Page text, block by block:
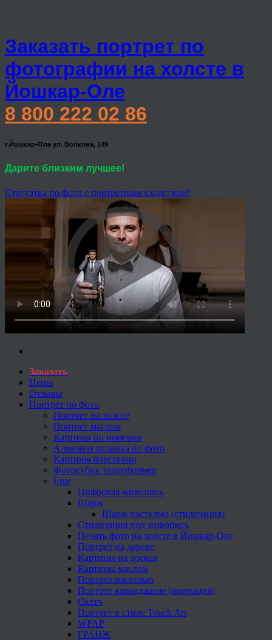
Заказать портрет по
фотографии на холсте в
Йошкар-Оле
8 800 222 02 86
г.Йошкар-Ола ул. Волкова, 149
Дарите близким лучшее!
Статуэтка по фото с портретным сходством!
Заказать
Цены
Отзывы
Портрет по фото
Портрет на холсте
Портрет маслом
Картины по номерам
Алмазная мозаика по фото
Картины блестками
Фотокубик трансформер
Еще
Цифровая живопись
Шарж
Шарж пастелью (стилизация)
Стилизация под живопись
Печать фото на холсте в Йошкар-Оле
Портрет на дереве
Картины на досках
Картины маслом
Портрет пастелью
Портрет карандашом (имитация)
Скетч
Портрет в стиле Touch Art
WPAP
ГРАНЖ